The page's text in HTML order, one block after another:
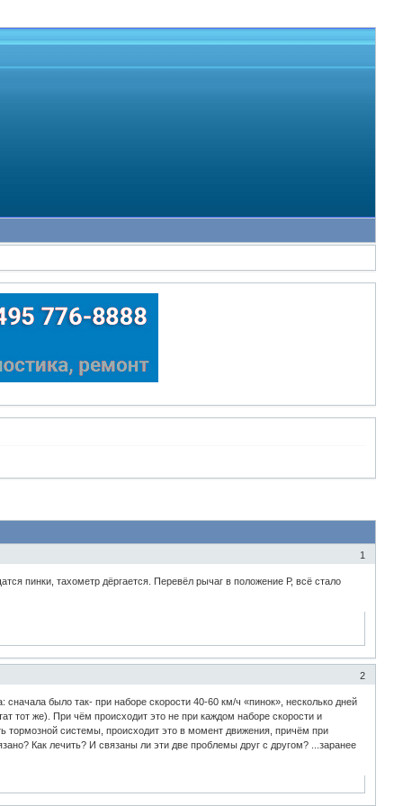
1
пинки, тахометр дёргается. Перевёл рычаг в положение Р, всё стало
2
было так- при наборе скорости 40-60 км/ч «пинок», несколько дней
тот же). При чём происходит это не при каждом наборе скорости и
тормозной системы, происходит это в момент движения, причём при
Как лечить? И связаны ли эти две проблемы друг с другом? ...заранее